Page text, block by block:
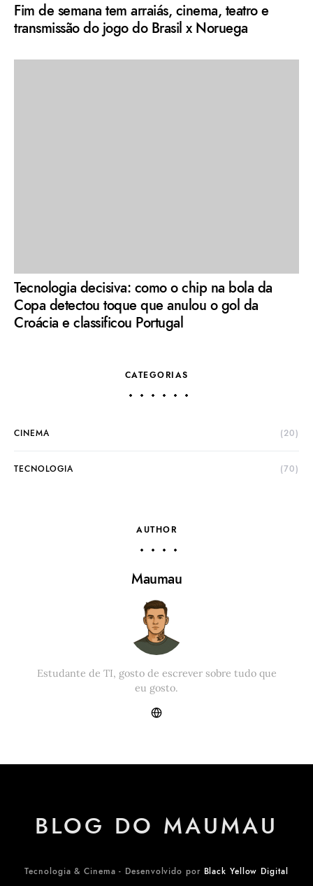
Fim de semana tem arraiás, cinema, teatro e
transmissão do jogo do Brasil x Noruega
Tecnologia decisiva: como o chip na bola da
Copa detectou toque que anulou o gol da
Croácia e classificou Portugal
CATEGORIAS
CINEMA (20)
TECNOLOGIA (70)
AUTHOR
Maumau
Estudante de TI, gosto de escrever sobre tudo que
eu gosto.
BLOG DO MAUMAU
Tecnologia & Cinema - Desenvolvido por Black Yellow Digital